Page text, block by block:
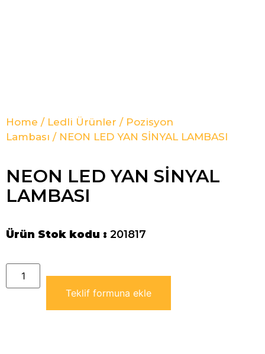
Home / Ledli Ürünler / Pozisyon
Lambası / NEON LED YAN SİNYAL LAMBASI
NEON LED YAN SİNYAL
LAMBASI
Ürün Stok kodu : 201817
Teklif formuna ekle